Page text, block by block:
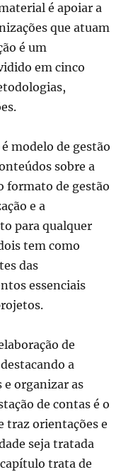
é apoiar a
que atuam
é um
em cinco
modelo de gestão
sobre a
formato de gestão
e a
para qualquer
tem como
das
essenciais
de
a
organizar as
de contas é o
traz orientações e
seja tratada
trata de